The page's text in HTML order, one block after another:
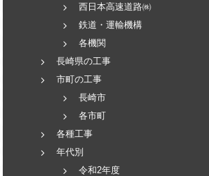
西日本高速道路㈱
鉄道・運輸機構
各機関
長崎県の工事
市町の工事
長崎市
各市町
各種工事
年代別
令和2年度